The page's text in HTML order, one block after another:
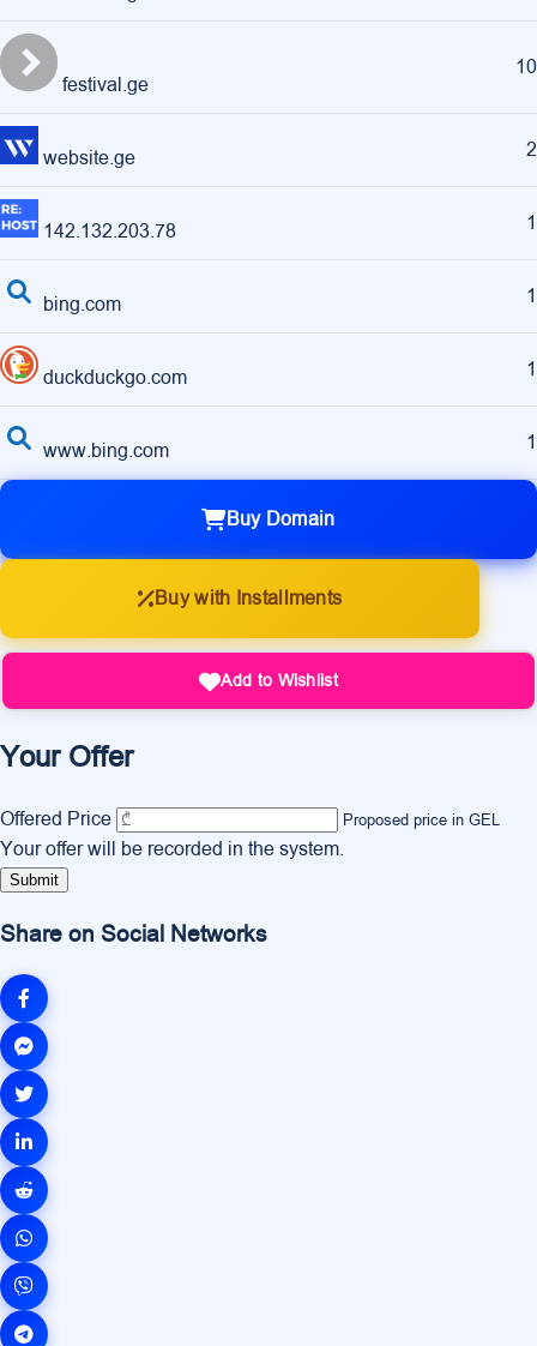
festival.ge
10
website.ge 2
142.132.203.78 1
bing.com 1
duckduckgo.com 1
www.bing.com 1
Buy Domain
Buy with Installments
Add to Wishlist
Your Offer
Offered Price Proposed price in GEL
Your offer will be recorded in the system.
Submit
Share on Social Networks